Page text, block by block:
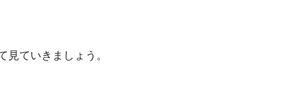
ていきましょう。